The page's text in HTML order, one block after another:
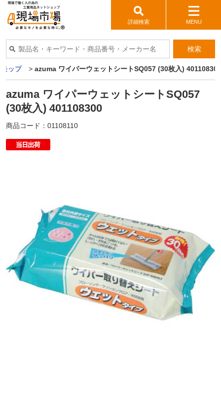
詳細検索 MENU
検索
モップ > azuma ワイパーウェットシートSQ057 (30枚入) 401108300
azuma ワイパーウェットシートSQ057
(30枚入) 401108300
商品コード： 01108110